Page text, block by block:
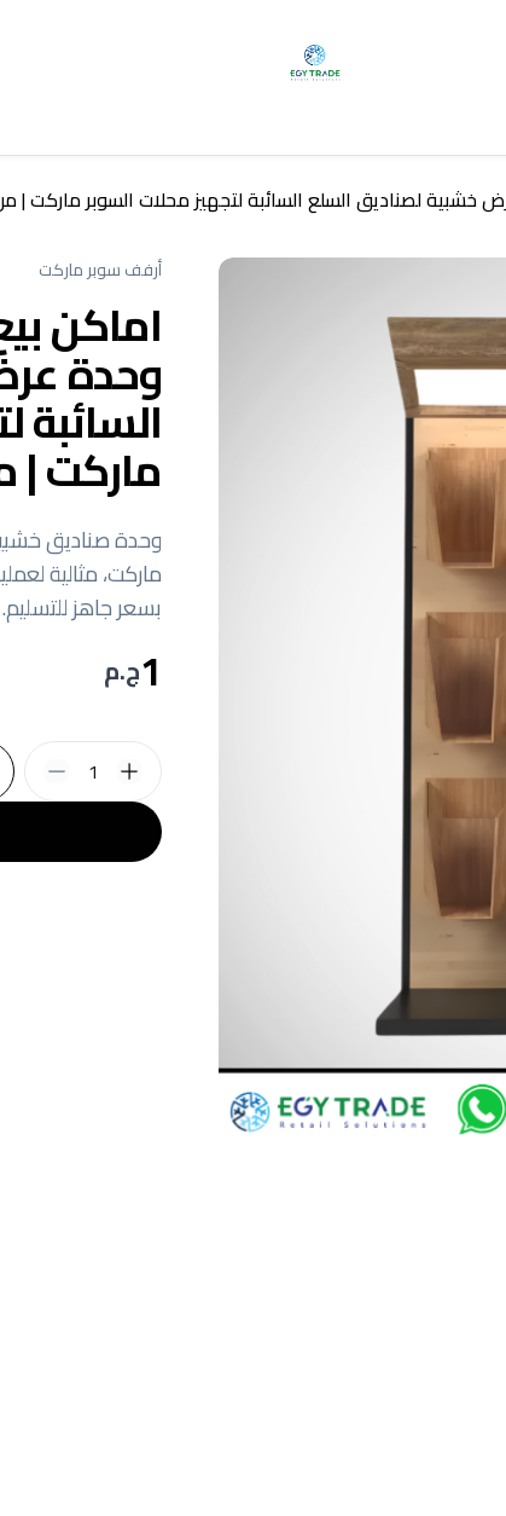
لصناديق السلع السائبة لتجهيز محلات السوبر ماركت |
أرفف سوبر ماركت
اماكن
وحدة
السائبة
ماركت |
وحدة صناديق
ماركت، مثالية
بسعر جاهز للتسليم.
1ج.م
1